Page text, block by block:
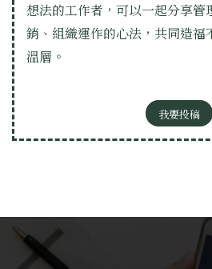
想法的工作者，可以一起分享管
銷、組織運作的心法，共同造福
溫層。
我要投稿